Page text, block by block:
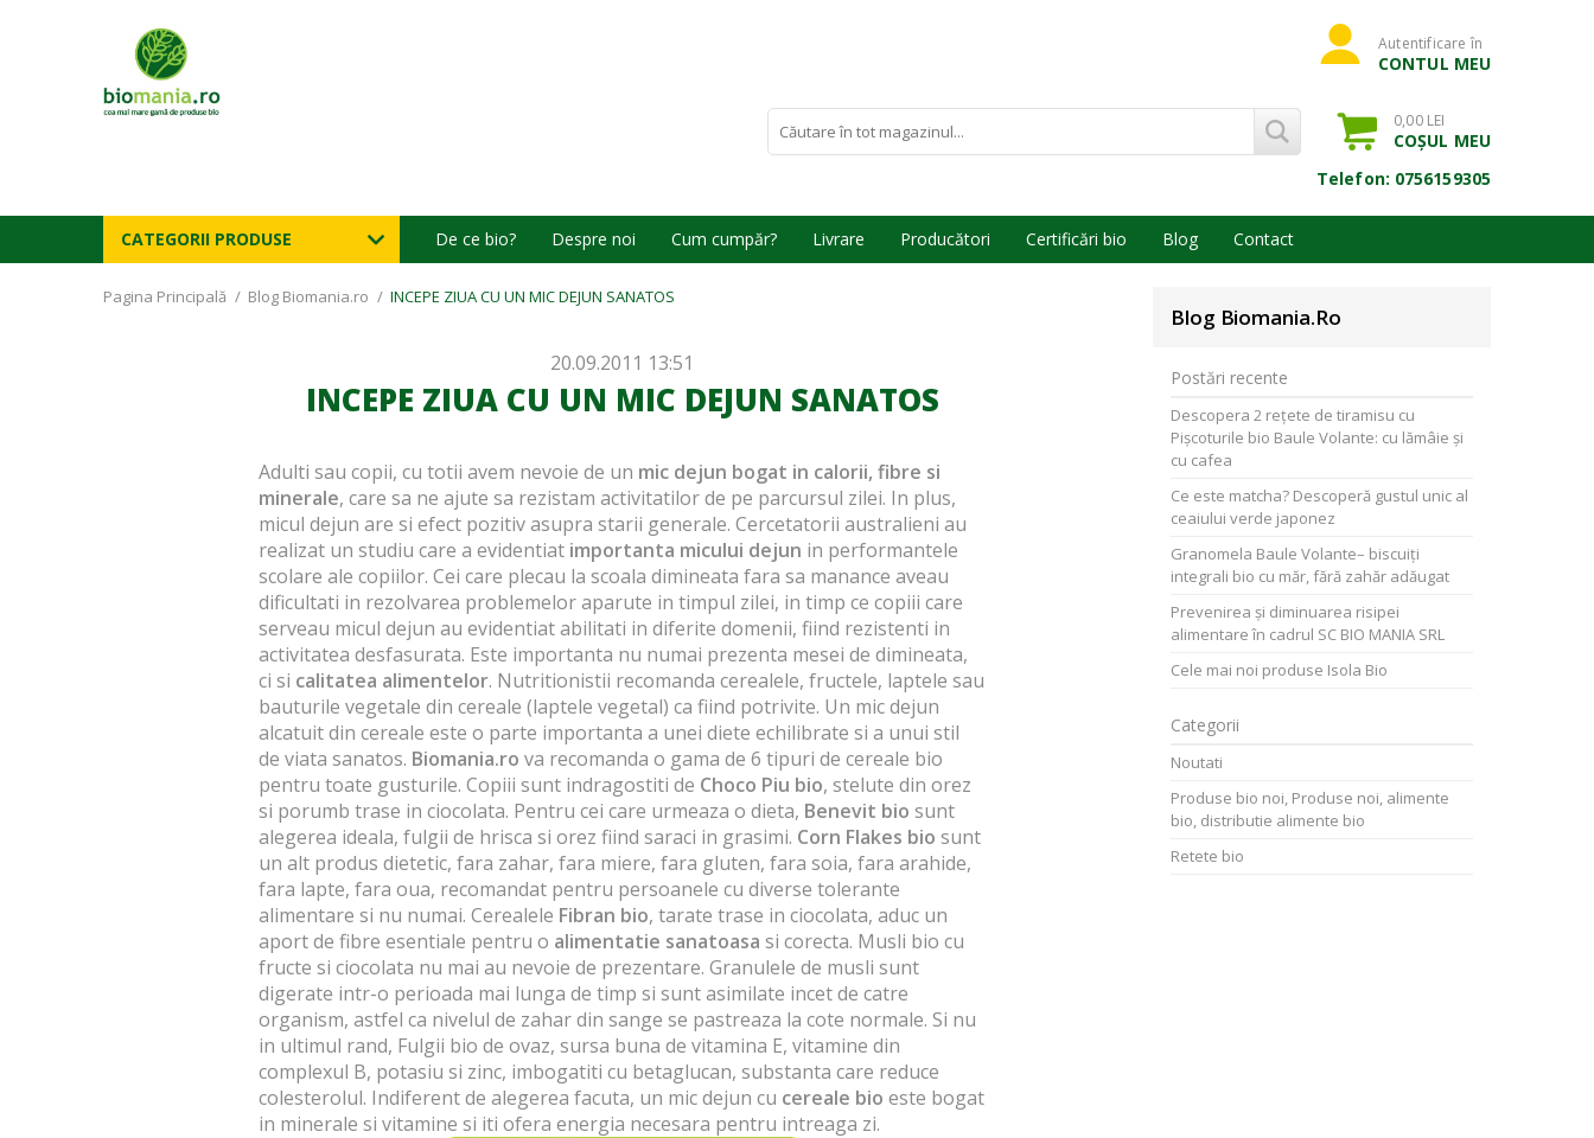
Autentificare în
CONTUL MEU
0,00 LEI
COȘUL MEU
Telefon: 0756159305
CATEGORII PRODUSE De ce bio? Despre noi Cum cumpăr? Livrare Producători Certificări bio Blog Contact
Pagina Principală / Blog Biomania.ro / INCEPE ZIUA CU UN MIC DEJUN SANATOS
INCEPE ZIUA CU UN MIC DEJUN SANATOS
20.09.2011 13:51
Adulti sau copii, cu totii avem nevoie de un mic dejun bogat in calorii, fibre si
minerale, care sa ne ajute sa rezistam activitatilor de pe parcursul zilei. In plus,
micul dejun are si efect pozitiv asupra starii generale. Cercetatorii australieni au
realizat un studiu care a evidentiat importanta micului dejun in performantele
scolare ale copiilor. Cei care plecau la scoala dimineata fara sa manance aveau
dificultati in rezolvarea problemelor aparute in timpul zilei, in timp ce copiii care
serveau micul dejun au evidentiat abilitati in diferite domenii, fiind rezistenti in
activitatea desfasurata. Este importanta nu numai prezenta mesei de dimineata,
ci si calitatea alimentelor. Nutritionistii recomanda cerealele, fructele, laptele sau
bauturile vegetale din cereale (laptele vegetal) ca fiind potrivite. Un mic dejun
alcatuit din cereale este o parte importanta a unei diete echilibrate si a unui stil
de viata sanatos. Biomania.ro va recomanda o gama de 6 tipuri de cereale bio
pentru toate gusturile. Copiii sunt indragostiti de Choco Piu bio, stelute din orez
si porumb trase in ciocolata. Pentru cei care urmeaza o dieta, Benevit bio sunt
alegerea ideala, fulgii de hrisca si orez fiind saraci in grasimi. Corn Flakes bio sunt
un alt produs dietetic, fara zahar, fara miere, fara gluten, fara soia, fara arahide,
fara lapte, fara oua, recomandat pentru persoanele cu diverse tolerante
alimentare si nu numai. Cerealele Fibran bio, tarate trase in ciocolata, aduc un
aport de fibre esentiale pentru o alimentatie sanatoasasi corecta. Musli bio cu
fructe si ciocolata nu mai au nevoie de prezentare. Granulele de musli sunt
digerate intr-o perioada mai lunga de timp si sunt asimilate incet de catre
organism, astfel ca nivelul de zahar din sange se pastreaza la cote normale. Si nu
in ultimul rand, Fulgii bio de ovaz, sursa buna de vitamina E, vitamine din
complexul B, potasiu si zinc, imbogatiti cu betaglucan, substanta care reduce
colesterolul. Indiferent de alegerea facuta, un mic dejun cu cereale bio este bogat
in minerale si vitamine si iti ofera energia necesara pentru intreaga zi.
Blog Biomania.ro
Postări recente
Descopera 2 rețete de tiramisu cu
Pișcoturile bio Baule Volante: cu lămâie și
cu cafea
Ce este matcha? Descoperă gustul unic al
ceaiului verde japonez
Granomela Baule Volante– biscuiți
integrali bio cu măr, fără zahăr adăugat
Prevenirea și diminuarea risipei
alimentare în cadrul SC BIO MANIA SRL
Cele mai noi produse Isola Bio
Categorii
Noutati
Produse bio noi, Produse noi, alimente
bio, distributie alimente bio
Retete bio